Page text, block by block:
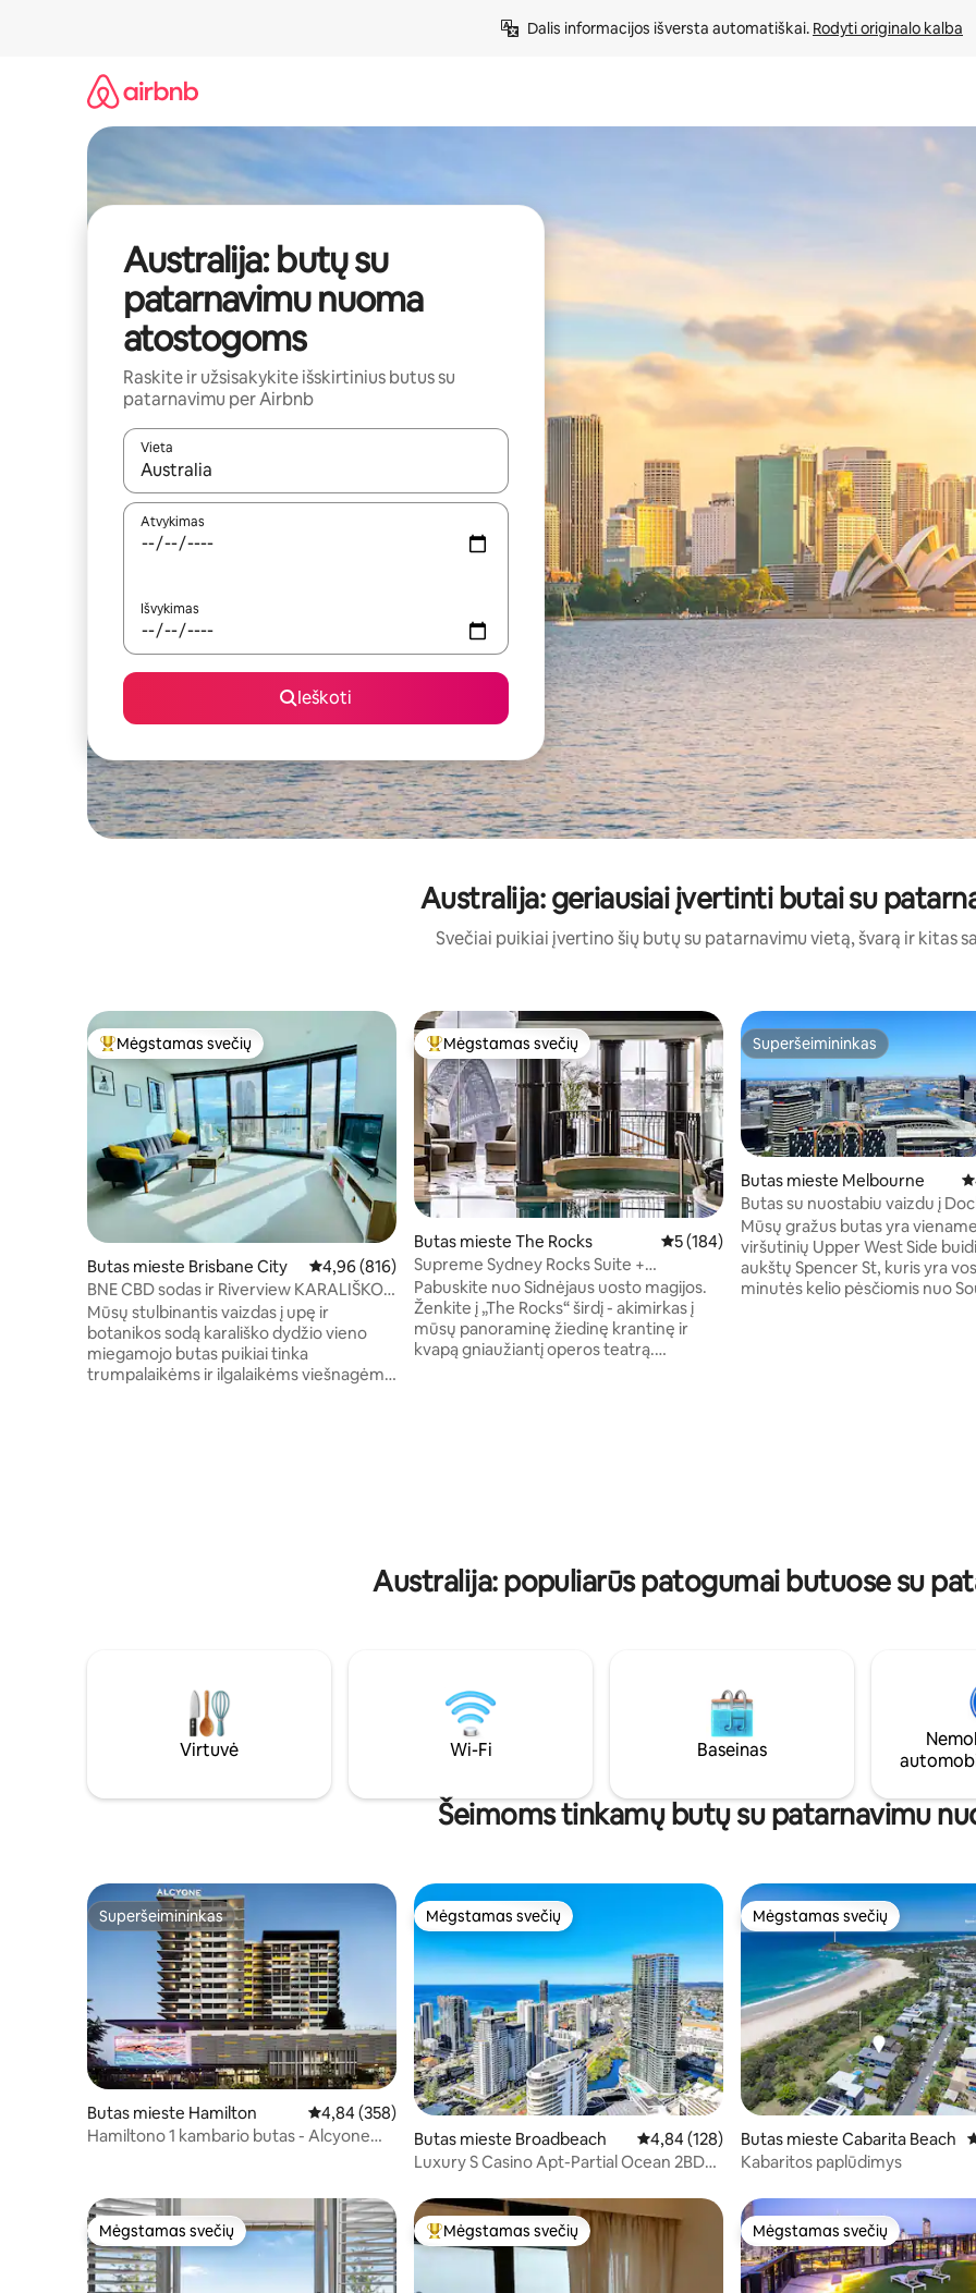
Dalis informacijos išversta automatiškai. Rodyti originalo kalba
Australija: butų su
patarnavimu nuoma
atostogoms
Raskite ir užsisakykite išskirtinius butus su
patarnavimu per Airbnb
Vieta
Kai pasirodys paieškos rezultatai, juos naršyti galite naudodami rodykles aukštyn ir žemyn arba liesdami ir braukdami
Atvykimas
Išvykimas
Ieškoti
Australija: geriausiai įvertinti butai su
Svečiai puikiai įvertino šių butų su patarnavimu vietą, švarą ir kitas
Svečių mėgstamiausias
Mėgstamas svečių
Butas mieste Brisbane City Vidutinis įvertinimas: 4,96 iš 5, atsiliepimų: 816
4,96 (816)
BNE CBD sodas ir Riverview KARALIŠKO
miegamojo butas
Mūsų stulbinantis vaizdas į upę ir
botanikos sodą karališko dydžio vieno
miegamojo butas puikiai tinka
trumpalaikėms ir ilgalaikėms viešnagėms.
Svečių mėgstamiausias
Mėgstamas svečių
Butas mieste The Rocks Vidutinis įvertinimas: 5 iš 5, atsiliepimų: 184
5 (184)
Supreme Sydney Rocks Suite +
įspūdingas vaizdas į baseiną
Pabuskite nuo Sidnėjaus uosto magijos.
Ženkite į „The Rocks“ širdį - akimirkas į
mūsų panoraminę žiedinę krantinę ir
kvapą gniaužiantį operos teatrą.
Superšeimininkas
Superšeimininkas
Butas mieste Melbourne
Butas su nuostabiu vaizdu į
uostą.
Mūsų gražus butas yra
viršutinių Upper West Side
aukštų Spencer St, kuris yra
minutės kelio pėsčiomis nuo
Australija: populiarūs patogumai butuose su
Virtuvė Wi-Fi Baseinas
Šeimoms tinkamų butų su patarnavimu
Superšeimininkas
Superšeimininkas
Butas mieste Hamilton Vidutinis įvertinimas: 4,84 iš 5, atsiliepimų: 358
4,84 (358)
Hamiltono 1 kambario butas - Alcyone
Mėgstamas svečių
Mėgstamas svečių
Butas mieste Broadbeach Vidutinis įvertinimas: 4,84 iš 5, atsiliepimų: 128
4,84 (128)
Luxury S Casino Apt-Partial Ocean 2BDR
Mėgstamas svečių
Mėgstamas svečių
Butas mieste Cabarita Beach
Kabaritos paplūdimys
Mėgstamas svečių
Mėgstamas svečių Svečių mėgstamiausias
Mėgstamas svečių Mėgstamas svečių
Mėgstamas svečių